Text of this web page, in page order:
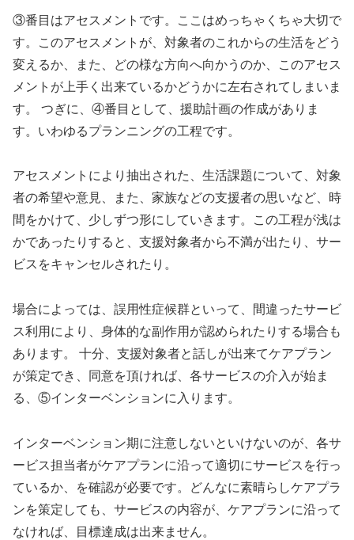
③番目はアセスメントです。ここはめっちゃくちゃ大切で
す。このアセスメントが、対象者のこれからの生活をどう
変えるか、また、どの様な方向へ向かうのか、このアセス
メントが上手く出来ているかどうかに左右されてしまいま
す。 つぎに、④番目として、援助計画の作成がありま
す。いわゆるプランニングの工程です。
アセスメントにより抽出された、生活課題について、対象
者の希望や意見、また、家族などの支援者の思いなど、時
間をかけて、少しずつ形にしていきます。この工程が浅は
かであったりすると、支援対象者から不満が出たり、サー
ビスをキャンセルされたり。
場合によっては、誤用性症候群といって、間違ったサービ
ス利用により、身体的な副作用が認められたりする場合も
あります。 十分、支援対象者と話しが出来てケアプラン
が策定でき、同意を頂ければ、各サービスの介入が始ま
る、⑤インターベンションに入ります。
インターベンション期に注意しないといけないのが、各サ
ービス担当者がケアプランに沿って適切にサービスを行っ
ているか、を確認が必要です。どんなに素晴らしケアプラ
ンを策定しても、サービスの内容が、ケアプランに沿って
なければ、目標達成は出来ません。